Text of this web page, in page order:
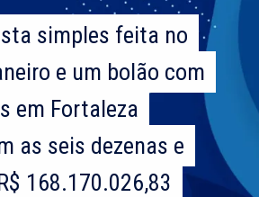
simples feita no
e um bolão com
em Fortaleza
as seis dezenas e
168.170.026,83
simples feita no
e um bolão com
em Fortaleza
as seis dezenas e
168.170.026,83